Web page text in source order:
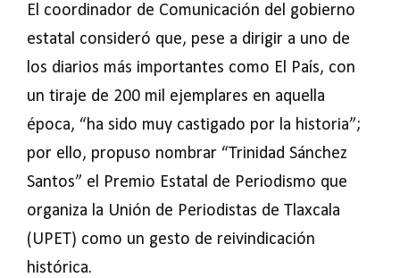
El coordinador de Comunicación del gobierno
estatal consideró que, pese a dirigir a uno de
los diarios más importantes como El País, con
un tiraje de 200 mil ejemplares en aquella
época, “ha sido muy castigado por la historia”;
por ello, propuso nombrar “Trinidad Sánchez
Santos” el Premio Estatal de Periodismo que
organiza la Unión de Periodistas de Tlaxcala
(UPET) como un gesto de reivindicación
histórica.